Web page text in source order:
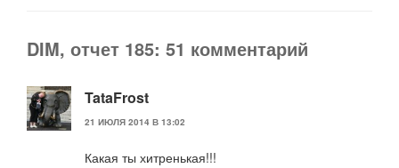
DIM, отчет 185: 51 комментарий
TataFrost
21 ИЮЛЯ 2014 В 13:02
Какая ты хитренькая!!!